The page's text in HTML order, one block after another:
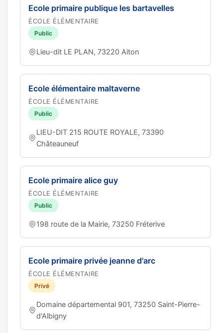
Ecole primaire publique les bartavelles
ÉCOLE ÉLÉMENTAIRE
Public
Lieu-dit LE PLAN, 73220 Aiton
Ecole élémentaire maltaverne
ÉCOLE ÉLÉMENTAIRE
Public
LIEU-DIT 215 ROUTE ROYALE, 73390
Châteauneuf
Ecole primaire alice guy
ÉCOLE ÉLÉMENTAIRE
Public
198 route de la Mairie, 73250 Fréterive
Ecole primaire privée jeanne d'arc
ÉCOLE ÉLÉMENTAIRE
Privé
Domaine départemental 901, 73250 Saint-Pierre-
d'Albigny